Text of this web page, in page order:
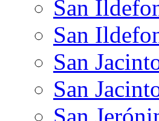
San
San
San
San
San